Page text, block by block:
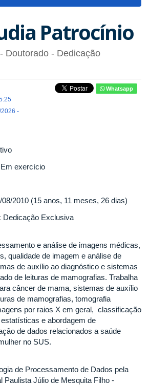
Patrocínio
- Doutorado - Dedicação
-
Whatsapp
Em exercício
08/2010 (15 anos, 11 meses, 26 dias)
Dedicação Exclusiva
e análise de imagens médicas,
qualidade de imagem e análise de
de auxílio ao diagnóstico e sistemas
de leituras de mamografias. Trabalha
câncer de mama, sistemas de auxílio
de mamografias, tomografia
por raios X em geral, classificação
e abordagem de
de dados relacionados a saúde
no SUS.
de Processamento de Dados pela
Paulista Júlio de Mesquita Filho -